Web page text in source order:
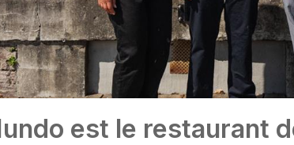
est le restaurant